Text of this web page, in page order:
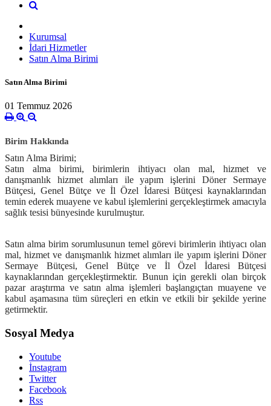
Kurumsal
İdari Hizmetler
Satın Alma Birimi
Satın Alma Birimi
01 Temmuz 2026
Birim Hakkında
Satın Alma Birimi;
Satın alma birimi, birimlerin ihtiyacı olan mal, hizmet ve
danışmanlık hizmet alımları ile yapım işlerini Döner Sermaye
Bütçesi, Genel Bütçe ve İl Özel İdaresi Bütçesi kaynaklarından
temin ederek muayene ve kabul işlemlerini gerçekleştirmek amacıyla
sağlık tesisi bünyesinde kurulmuştur.
Satın alma birim sorumlusunun temel görevi birimlerin ihtiyacı olan
mal, hizmet ve danışmanlık hizmet alımları ile yapım işlerini Döner
Sermaye Bütçesi, Genel Bütçe ve İl Özel İdaresi Bütçesi
kaynaklarından gerçekleştirmektir. Bunun için gerekli olan birçok
pazar araştırma ve satın alma işlemleri başlangıçtan muayene ve
kabul aşamasına tüm süreçleri en etkin ve etkili bir şekilde yerine
getirmektir.
Sosyal Medya
Youtube
İnstagram
Twitter
Facebook
Rss